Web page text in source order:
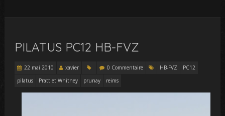
PILATUS PC12 HB-FVZ
22 mai 2010 xavier 0 Commentaire HB-FVZ
PC12
pilatus
Pratt et Whitney prunay reims